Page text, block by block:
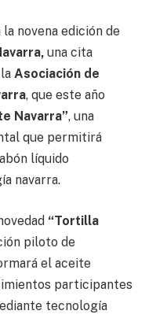
novena edición de
una cita
Asociación de
, que este año
Navarra”, una
que permitirá
líquido
navarra.
“Tortilla
piloto de
el aceite
participantes
tecnología